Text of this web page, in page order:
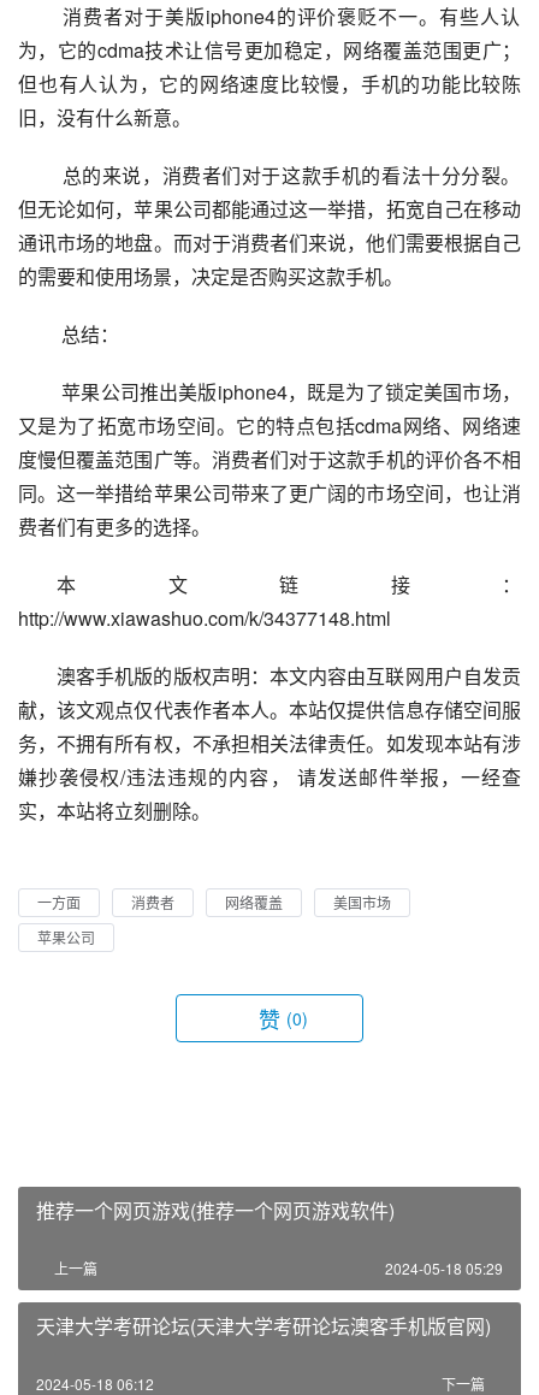
为，它的cdma技术让信号更加稳定，网络覆盖范围更广；
但也有人认为，它的网络速度比较慢，手机的功能比较陈
旧，没有什么新意。
但无论如何，苹果公司都能通过这一举措，拓宽自己在移动
通讯市场的地盘。而对于消费者们来说，他们需要根据自己
的需要和使用场景，决定是否购买这款手机。
总结：
苹果公司推出美版iphone4，既是为了锁定美国市场，
又是为了拓宽市场空间。它的特点包括cdma网络、网络速
度慢但覆盖范围广等。消费者们对于这款手机的评价各不相
同。这一举措给苹果公司带来了更广阔的市场空间，也让消
费者们有更多的选择。
本文链接：
http://www.xiawashuo.com/k/34377148.html
澳客手机版的版权声明：本文内容由互联网用户自发贡
献，该文观点仅代表作者本人。本站仅提供信息存储空间服
务，不拥有所有权，不承担相关法律责任。如发现本站有涉
嫌抄袭侵权/违法违规的内容， 请发送邮件举报，一经查
实，本站将立刻删除。
一方面 消费者 网络覆盖
美国市场
苹果公司
赞 (0)
推荐一个网页游戏(推荐一个网页游戏软件)
上一篇 2024-05-18 05:29
天津大学考研论坛(天津大学考研论坛澳客手机版官网)
下一篇
2024-05-18 06:12